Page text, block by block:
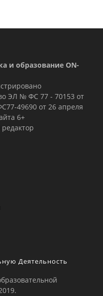
и образование ON-
ЭЛ № ФС 77 - 70153 от
49690 от 26 апреля
6+
Деятельность